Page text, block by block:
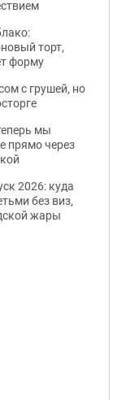
торт,
форму
с грушей, но
мы
прямо через
2026: куда
без виз,
жары